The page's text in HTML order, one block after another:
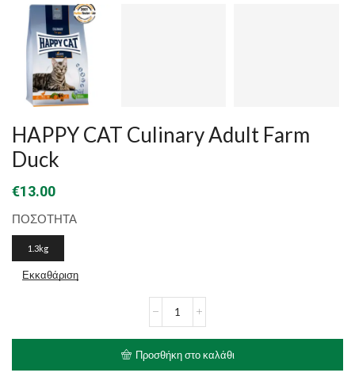
HAPPY CAT Culinary Adult Farm
Duck
€13.00
ΠΟΣΟΤΗΤΑ
1.3kg
Εκκαθάριση
Farm
Duck
Προσθήκη στο καλάθι